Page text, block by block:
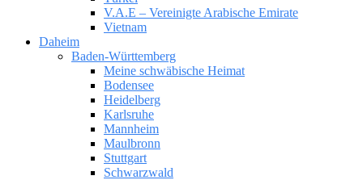
V.A.E – Vereinigte Arabische Emirate
Vietnam
Daheim
Baden-Württemberg
Meine schwäbische Heimat
Bodensee
Heidelberg
Karlsruhe
Mannheim
Maulbronn
Stuttgart
Schwarzwald